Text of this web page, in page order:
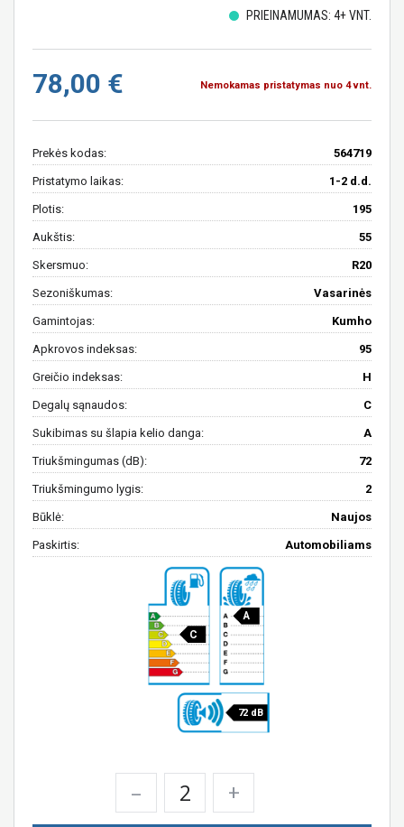
PRIEINAMUMAS: 4+ VNT.
78,00 € Nemokamas pristatymas nuo 4 vnt.
Prekės kodas: 564719
Pristatymo laikas: 1-2 d.d.
Plotis: 195
Aukštis: 55
Skersmuo: R20
Sezoniškumas: Vasarinės
Gamintojas: Kumho
Apkrovos indeksas: 95
Greičio indeksas: H
Degalų sąnaudos: C
Sukibimas su šlapia kelio danga: A
Triukšmingumas (dB): 72
Triukšmingumo lygis: 2
Būklė: Naujos
Paskirtis: Automobiliams
C
A
72 dB
– +